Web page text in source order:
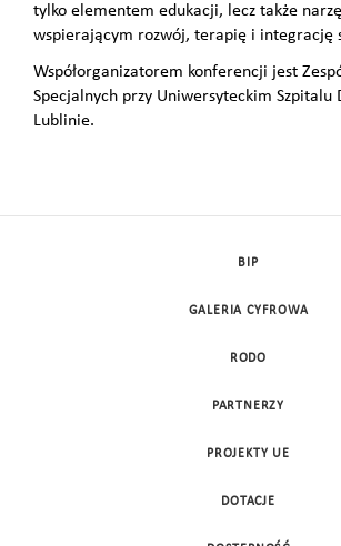
tylko elementem edukacji, lecz także
wspierającym rozwój, terapię i integrację
Współorganizatorem konferencji jest
Specjalnych przy Uniwersyteckim Szpitalu
Lublinie.
BIP
GALERIA CYFROWA
RODO
PARTNERZY
PROJEKTY UE
DOTACJE